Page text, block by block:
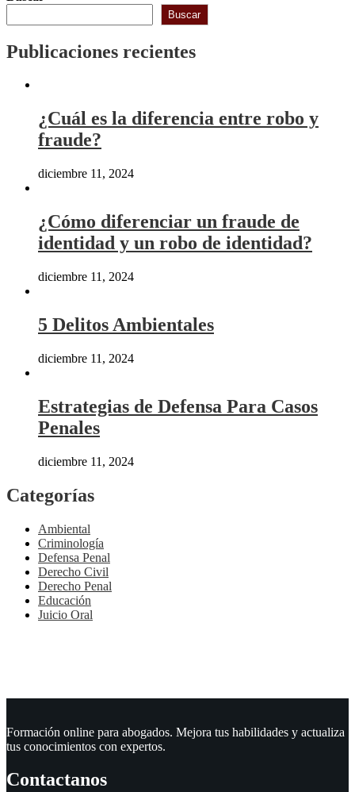
Buscar
Publicaciones recientes
¿Cuál es la diferencia entre robo y
fraude?
diciembre 11, 2024
¿Cómo diferenciar un fraude de
identidad y un robo de identidad?
diciembre 11, 2024
5 Delitos Ambientales
diciembre 11, 2024
Estrategias de Defensa Para Casos
Penales
diciembre 11, 2024
Categorías
Ambiental
Criminología
Defensa Penal
Derecho Civil
Derecho Penal
Educación
Juicio Oral
Formación online para abogados. Mejora tus habilidades y actualiza
tus conocimientos con expertos.
Contactanos